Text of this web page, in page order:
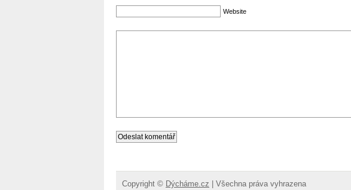
Website
Copyright © Dýcháme.cz | Všechna práva vyhrazena